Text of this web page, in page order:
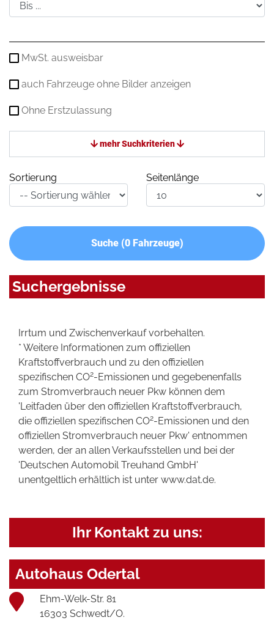
MwSt. ausweisbar
auch Fahrzeuge ohne Bilder anzeigen
Ohne Erstzulassung
mehr Suchkriterien
Sortierung Seitenlänge
Suche (0Fahrzeuge)
Suchergebnisse
Irrtum und Zwischenverkauf vorbehalten.
* Weitere Informationen zum offiziellen
Kraftstoffverbrauch und zu den offiziellen
spezifischen CO2-Emissionen und gegebenenfalls
zum Stromverbrauch neuer Pkw können dem
'Leitfaden über den offiziellen Kraftstoffverbrauch,
die offiziellen spezifischen CO2-Emissionen und den
offiziellen Stromverbrauch neuer Pkw' entnommen
werden, der an allen Verkaufsstellen und bei der
'Deutschen Automobil Treuhand GmbH'
unentgeltlich erhältlich ist unter www.dat.de.
Ihr Kontakt zu uns:
Autohaus Odertal
Ehm-Welk-Str. 81
16303 Schwedt/O.